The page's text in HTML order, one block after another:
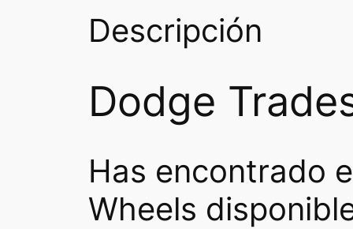
Descripción
Dodge
Has encontrado
Wheels